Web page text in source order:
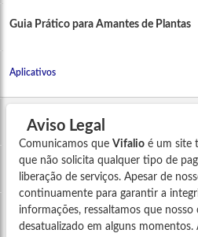
Guia Prático para Amantes de Plantas
Aplicativos
Aviso Legal
Comunicamos que Vifalio é um site
que não solicita qualquer tipo de
liberação de serviços. Apesar de
continuamente para garantir a
informações, ressaltamos que
desatualizado em alguns momentos.